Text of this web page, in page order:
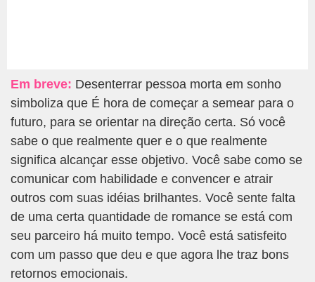
Em breve: Desenterrar pessoa morta em sonho
simboliza que É hora de começar a semear para o
futuro, para se orientar na direção certa. Só você
sabe o que realmente quer e o que realmente
significa alcançar esse objetivo. Você sabe como se
comunicar com habilidade e convencer e atrair
outros com suas idéias brilhantes. Você sente falta
de uma certa quantidade de romance se está com
seu parceiro há muito tempo. Você está satisfeito
com um passo que deu e que agora lhe traz bons
retornos emocionais.